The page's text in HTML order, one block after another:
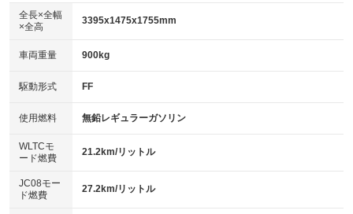
：装備なし
パワーウィンドウ
アイドリングストップ
：装備あり
USB入力端子
：装備なし
100V電源
：装備なし
センターデフロック
：装備なし
電動格納ミラー
：装備なし
アルミホイール
：装備なし
HID(キセノンライト)
バックカメラ
エアロ
：装備なし
ローダウン
：装備なし
全長×全幅
×全高
3395x1475x1755mm
車両重量 900kg
駆動形式 FF
使用燃料 無鉛レギュラーガソリン
WLTCモ
ード燃費
21.2km/リットル
JC08モー
ド燃費
27.2km/リットル